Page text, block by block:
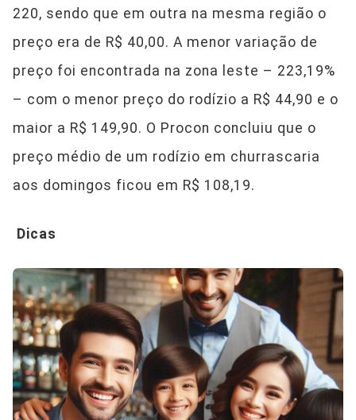
220, sendo que em outra na mesma região o
preço era de R$ 40,00. A menor variação de
preço foi encontrada na zona leste – 223,19%
– com o menor preço do rodízio a R$ 44,90 e o
maior a R$ 149,90. O Procon concluiu que o
preço médio de um rodízio em churrascaria
aos domingos ficou em R$ 108,19.
Dicas